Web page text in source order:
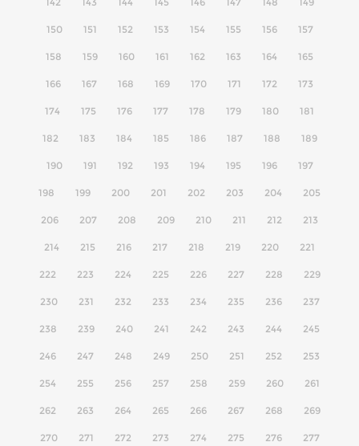
150 151 152 153 154 155 156 157
158 159 160 161 162 163 164 165
166 167 168 169 170 171 172 173
174 175 176 177 178 179 180 181
182 183 184 185 186 187 188 189
190 191 192 193 194 195 196 197
198 199 200 201 202 203 204 205
206 207 208 209 210 211 212 213
214 215 216 217 218 219 220 221
222 223 224 225 226 227 228 229
230 231 232 233 234 235 236 237
238 239 240 241 242 243 244 245
246 247 248 249 250 251 252 253
254 255 256 257 258 259 260 261
262 263 264 265 266 267 268 269
270 271 272 273 274 275 276 277